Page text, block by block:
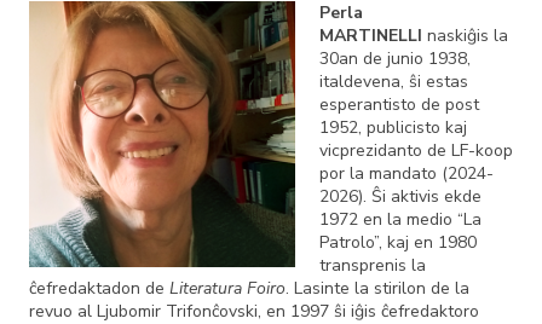
Perla
MARTINELLI naskiĝis la
30an de junio 1938,
italdevena, ŝi estas
esperantisto de post
1952, publicisto kaj
vicprezidanto de LF-koop
por la mandato (2024-
2026). Ŝi aktivis ekde
1972 en la medio “La
Patrolo”, kaj en 1980
transprenis la
ĉefredaktadon de Literatura Foiro. Lasinte la stirilon de la
revuo al Ljubomir Trifonĉovski, en 1997 ŝi iĝis ĉefredaktoro